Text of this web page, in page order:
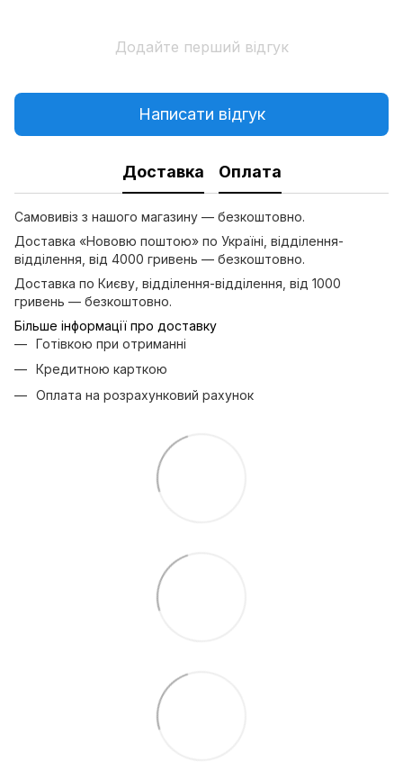
Додайте перший відгук
Написати відгук
Доставка Оплата
Самовивіз з нашого магазину — безкоштовно.
Доставка «Нововю поштою» по Україні, відділення-
відділення, від 4000 гривень — безкоштовно.
Доставка по Києву, відділення-відділення, від 1000
гривень — безкоштовно.
Більше інформації про доставку
Готівкою при отриманні
Кредитною карткою
Оплата на розрахунковий рахунок